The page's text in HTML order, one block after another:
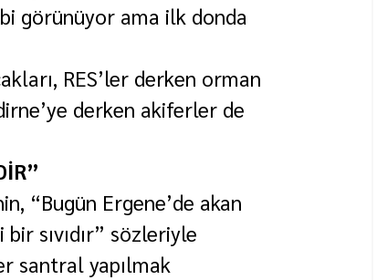
görünüyor ama ilk donda
RES’ler derken orman
derken akiferler de
“Bugün Ergene’de akan
sıvıdır” sözleriyle
santral yapılmak